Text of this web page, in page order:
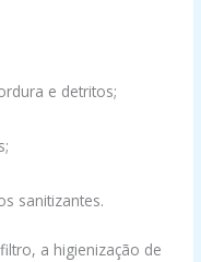
e detritos;
sanitizantes.
a higienização de